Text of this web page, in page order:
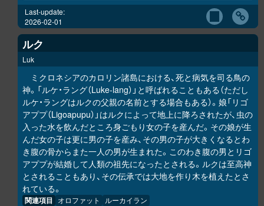
Last-update:
2026-02-01
ルク
Luk
ミクロネシアのカロリン諸島における、死と病気を司る鳥の
神。「ルケ・ラング（Luke-lang）」と呼ばれることもある（ただし
ルケ・ラングはルクの父親の名前とする場合もある）。娘「リゴ
アププ（Ligoapupu）」はルクによって地上に降ろされたが、虫の
入った水を飲んだところ身ごもり女の子を産んだ。その娘が生
んだ女の子は更に男の子を産み、その男の子が大きくなるとわ
き腹の骨からまた一人の男が生まれた。このわき腹の男とリゴ
アププが結婚して人類の祖先になったとされる。ルクは至高神
とされることもあり、その伝承では大地を作り木を植えたとさ
れている。
関連項目 オロファット ルーカイラン